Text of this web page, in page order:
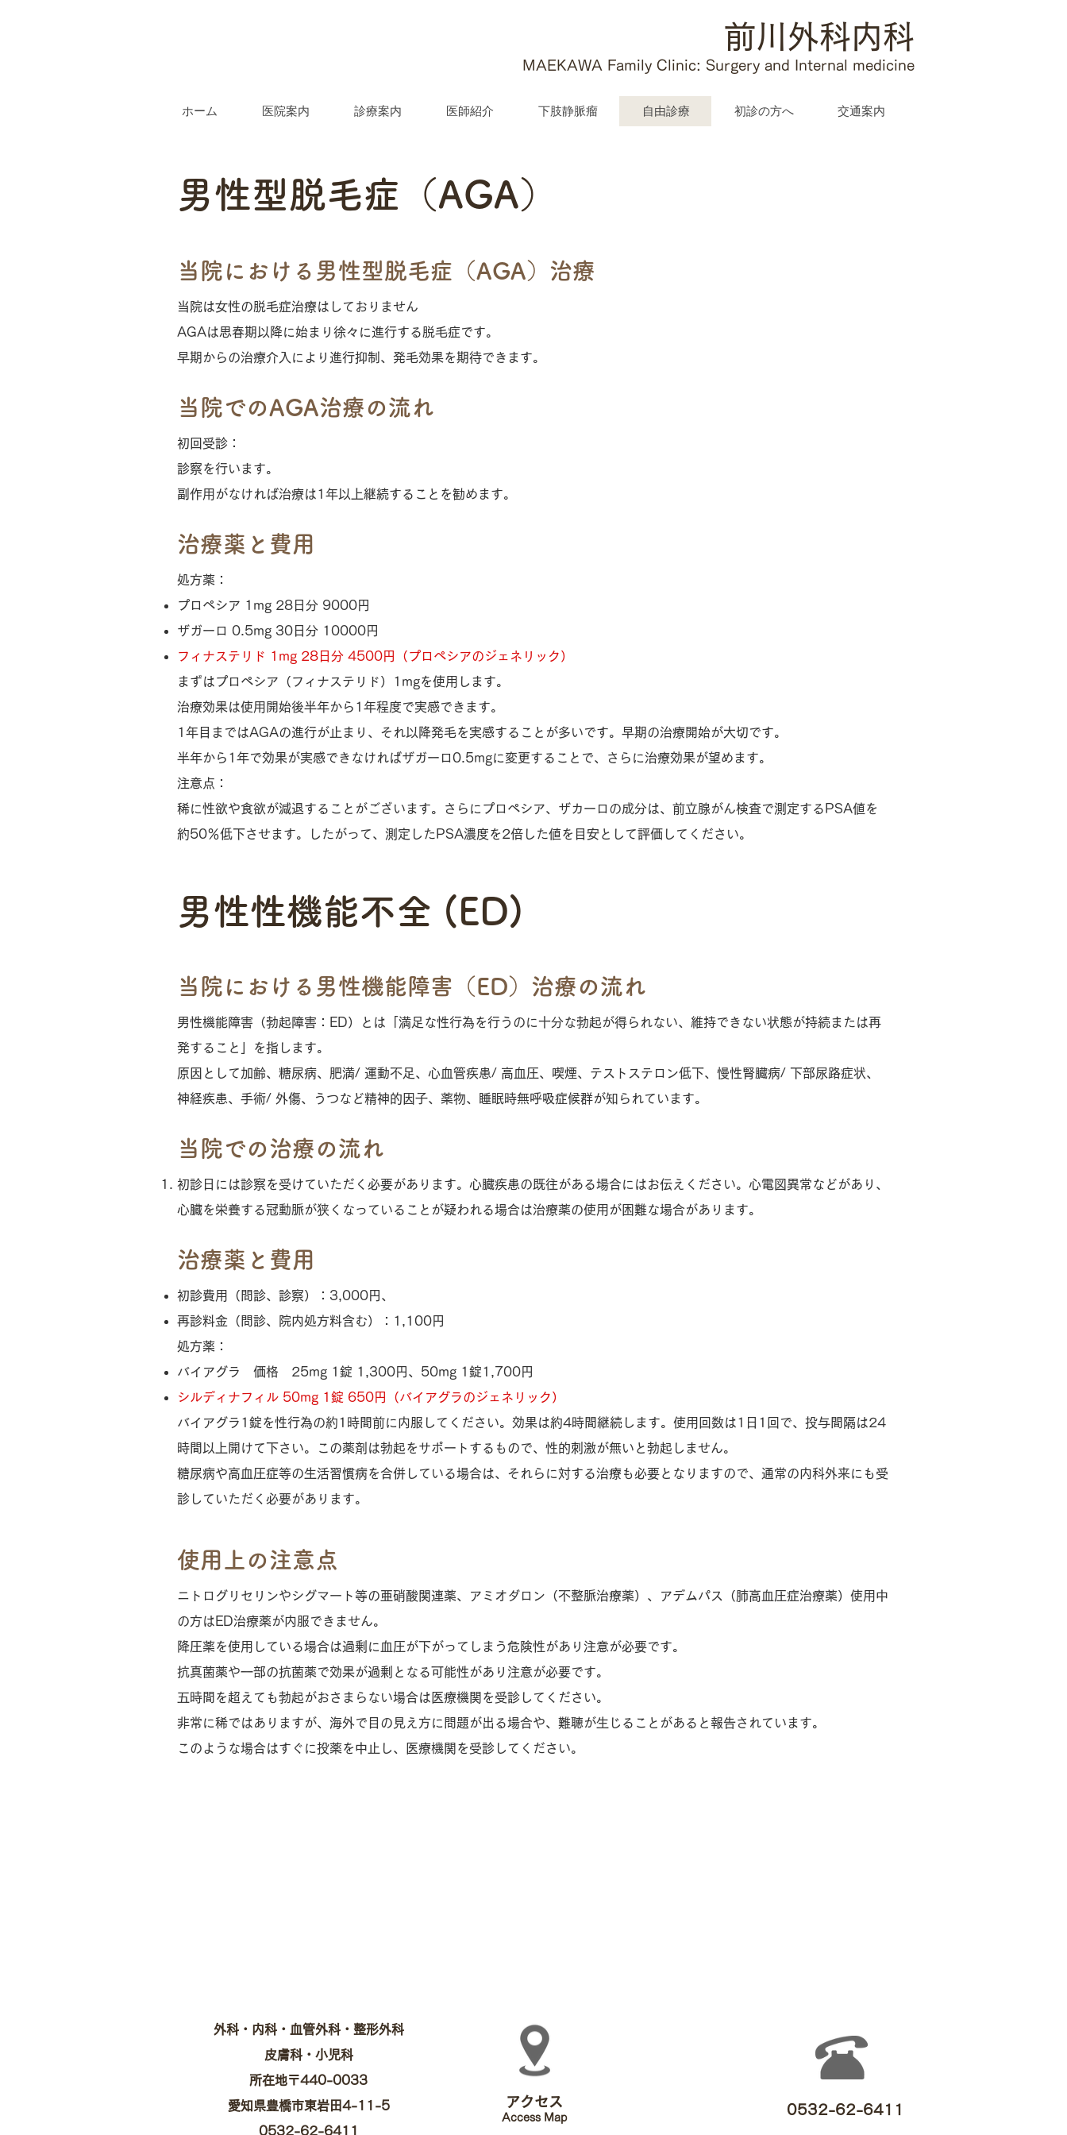
前川外科内科​
MAEKAWA Family Clinic: Surgery and Internal medicine
ホーム 医院案内 診療案内 医師紹介 下肢静脈瘤 自由診療 初診の方へ 交通案内
男性型脱毛症（AGA）
当院における男性型脱毛症（AGA）治療
当院は女性の脱毛症治療はしておりません
AGAは思春期以降に始まり徐々に進行する脱毛症です。
早期からの治療介入により進行抑制、発毛効果を期待できます。
当院でのAGA治療の流れ
初回受診：
診察を行います。
副作用がなければ治療は1年以上継続することを勧めます。
治療薬と費用
処方薬：
プロペシア 1mg 28日分 9000円
ザガーロ 0.5mg 30日分 10000円
フィナステリド 1mg 28日分 4500円（プロペシアのジェネリック）
まずはプロペシア（フィナステリド）1mgを使用します。
治療効果は使用開始後半年から1年程度で実感できます。
1年目まではAGAの進行が止まり、それ以降発毛を実感することが多いです。早期の治療開始が大切です。
半年から1年で効果が実感できなければザガーロ0.5mgに変更することで、さらに治療効果が望めます。
注意点：
稀に性欲や食欲が減退することがございます。さらにプロペシア、ザカーロの成分は、前立腺がん検査で測定するPSA値を
約50％低下させます。したがって、測定したPSA濃度を2倍した値を目安として評価してください。
男性性機能不全 (ED)
当院における男性機能障害（ED）治療の流れ
男性機能障害（勃起障害：ED）とは「満足な性行為を行うのに十分な勃起が得られない、維持できない状態が持続または再
発すること」を指します。
原因として加齢、糖尿病、肥満/ 運動不足、心血管疾患/ 高血圧、喫煙、テストステロン低下、慢性腎臓病/ 下部尿路症状、
神経疾患、手術/ 外傷、うつなど精神的因子、薬物、睡眠時無呼吸症候群が知られています。
当院での治療の流れ
初診日には診察を受けていただく必要があります。心臓疾患の既往がある場合にはお伝えください。心電図異常などがあり、
心臓を栄養する冠動脈が狭くなっていることが疑われる場合は治療薬の使用が困難な場合があります。
治療薬と費用
初診費用（問診、診察）：3,000円、
再診料金（問診、院内処方料含む）：1,100円
処方薬：
バイアグラ 価格 25mg 1錠 1,300円、50mg 1錠1,700円
シルディナフィル 50mg 1錠 650円（バイアグラのジェネリック）
バイアグラ1錠を性行為の約1時間前に内服してください。効果は約4時間継続します。使用回数は1日1回で、投与間隔は24
時間以上開けて下さい。この薬剤は勃起をサポートするもので、性的刺激が無いと勃起しません。
糖尿病や高血圧症等の生活習慣病を合併している場合は、それらに対する治療も必要となりますので、通常の内科外来にも受
診していただく必要があります。
使用上の注意点
ニトログリセリンやシグマート等の亜硝酸関連薬、アミオダロン（不整脈治療薬）、アデムパス（肺高血圧症治療薬）使用中
の方はED治療薬が内服できません。
降圧薬を使用している場合は過剰に血圧が下がってしまう危険性があり注意が必要です。
抗真菌薬や一部の抗菌薬で効果が過剰となる可能性があり注意が必要です。
五時間を超えても勃起がおさまらない場合は医療機関を受診してください。
非常に稀ではありますが、海外で目の見え方に問題が出る場合や、難聴が生じることがあると報告されています。
このような場合はすぐに投薬を中止し、医療機関を受診してください。
外科・内科・血管外科・整形外科
皮膚科・小児科
所在地〒440-0033
愛知県豊橋市東岩田4-11-5
0532-62-6411
アクセス
Access Map
0532-62-6411